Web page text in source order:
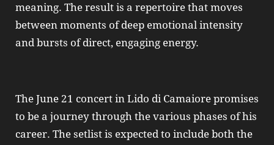
meaning. The result is a repertoire that moves
between moments of deep emotional intensity
and bursts of direct, engaging energy.
The June 21 concert in Lido di Camaiore promises
to be a journey through the various phases of his
career. The setlist is expected to include both the